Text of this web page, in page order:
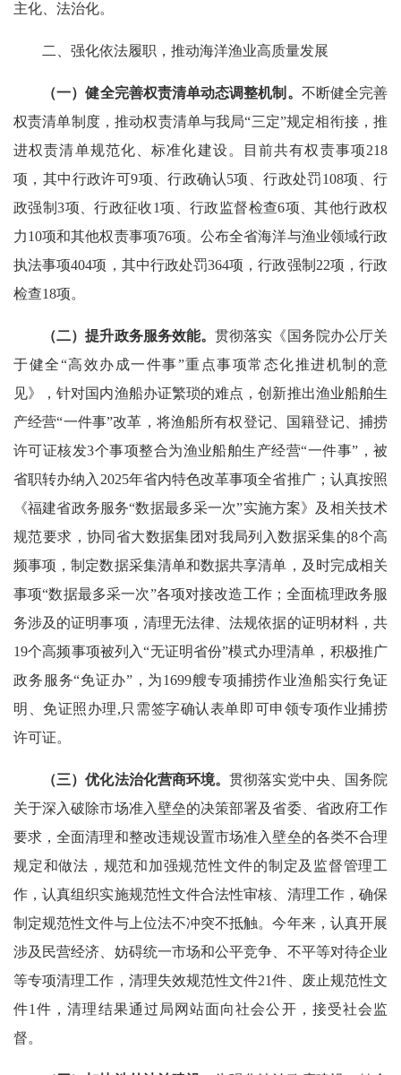
主化、法治化。
二、强化依法履职，推动海洋渔业高质量发展
（一）健全完善权责清单动态调整机制 。 不断健全完善
权责清单制度，推动权责清单与我局“三定”规定相衔接，推
进权责清单规范化、标准化建设。目前共有权责事项218
项，其中行政许可9项、行政确认5项、行政处罚108项、行
政强制3项、行政征收1项、行政监督检查6项、其他行政权
力10项和其他权责事项76项。公布全省海洋与渔业领域行政
执法事项404项，其中行政处罚364项，行政强制22项，行政
检查18项。
（二）提升政务服务效能。贯彻落实《国务院办公厅关
于健全“高效办成一件事”重点事项常态化推进机制的意
见》，针对国内渔船办证繁琐的难点，创新推出渔业船舶生
产经营“一件事”改革，将渔船所有权登记、国籍登记、捕捞
许可证核发3个事项整合为渔业船舶生产经营“一件事”，被
省职转办纳入2025年省内特色改革事项全省推广；认真按照
《福建省政务服务“数据最多采一次”实施方案》及相关技术
规范要求，协同省大数据集团对我局列入数据采集的8个高
频事项，制定数据采集清单和数据共享清单，及时完成相关
事项“数据最多采一次”各项对接改造工作；全面梳理政务服
务涉及的证明事项，清理无法律、法规依据的证明材料，共
19个高频事项被列入“无证明省份”模式办理清单，积极推广
政务服务“免证办”，为1699艘专项捕捞作业渔船实行免证
明、免证照办理,只需签字确认表单即可申领专项作业捕捞
许可证。
（三）优化法治化营商环境。贯彻落实党中央、国务院
关于深入破除市场准入壁垒的决策部署及省委、省政府工作
要求，全面清理和整改违规设置市场准入壁垒的各类不合理
规定和做法，规范和加强规范性文件的制定及监督管理工
作，认真组织实施规范性文件合法性审核、清理工作，确保
制定规范性文件与上位法不冲突不抵触。今年来，认真开展
涉及民营经济、妨碍统一市场和公平竞争、不平等对待企业
等专项清理工作，清理失效规范性文件21件、废止规范性文
件1件，清理结果通过局网站面向社会公开，接受社会监
督。